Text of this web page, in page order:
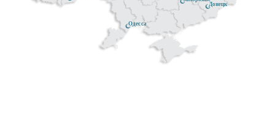
Одесса
Донецк